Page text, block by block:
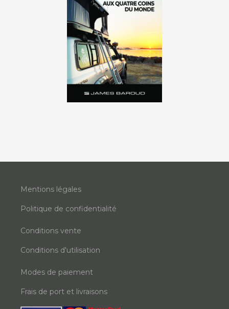
Mentions légales
Politique de confidentialité
Conditions vente
Conditions d'utilisation
Modes de paiement
Frais de port et livraisons